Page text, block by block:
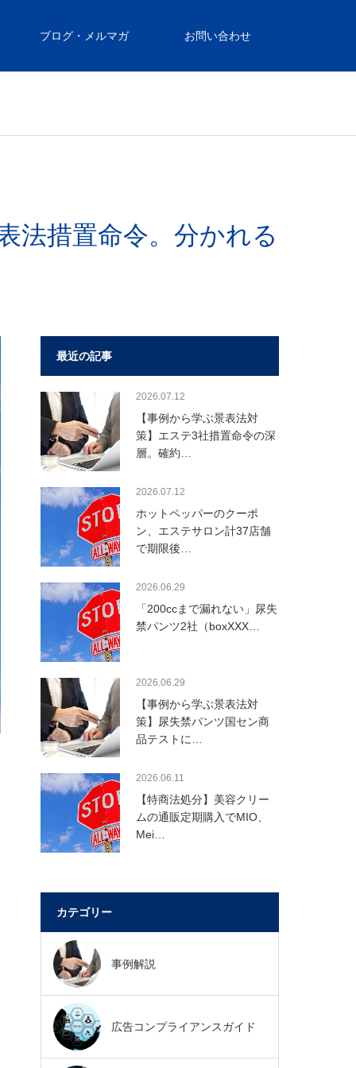
ブログ・メルマガ お問い合わせ
法措置命令。分かれる
最近の記事
2026.07.12
【事例から学ぶ景表法対
策】エステ3社措置命令の深
層。確約…
2026.07.12
ホットペッパーのクーポ
ン、エステサロン計37店舗
で期限後…
2026.06.29
「200ccまで漏れない」尿失
禁パンツ2社（boxXXX…
2026.06.29
【事例から学ぶ景表法対
策】尿失禁パンツ国セン商
品テストに…
2026.06.11
【特商法処分】美容クリー
ムの通販定期購入でMIO、
Mei…
カテゴリー
事例解説
広告コンプライアンスガイド